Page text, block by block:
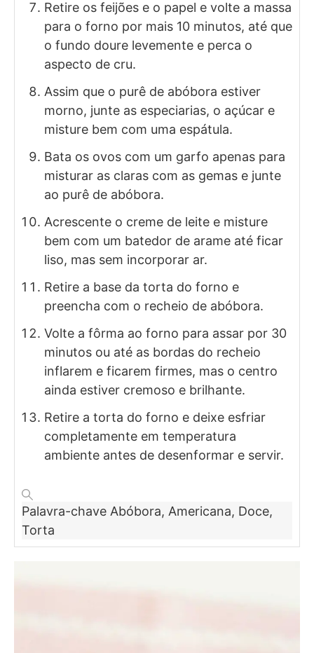
Retire os feijões e o papel e volte a massa
para o forno por mais 10 minutos, até que
o fundo doure levemente e perca o
aspecto de cru.
Assim que o purê de abóbora estiver
morno, junte as especiarias, o açúcar e
misture bem com uma espátula.
Bata os ovos com um garfo apenas para
misturar as claras com as gemas e junte
ao purê de abóbora.
Acrescente o creme de leite e misture
bem com um batedor de arame até ficar
liso, mas sem incorporar ar.
Retire a base da torta do forno e
preencha com o recheio de abóbora.
Volte a fôrma ao forno para assar por 30
minutos ou até as bordas do recheio
inflarem e ficarem firmes, mas o centro
ainda estiver cremoso e brilhante.
Retire a torta do forno e deixe esfriar
completamente em temperatura
ambiente antes de desenformar e servir.
Palavra-chave Abóbora, Americana, Doce,
Torta